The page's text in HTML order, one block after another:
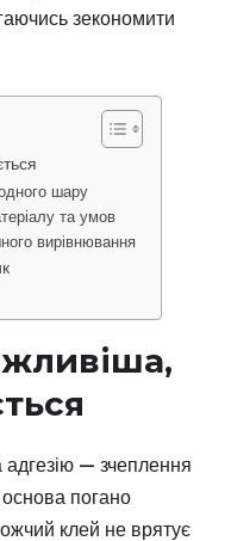
зекономити
шару
та умов
вирівнювання
адгезію — зчеплення
погано
клей не врятує